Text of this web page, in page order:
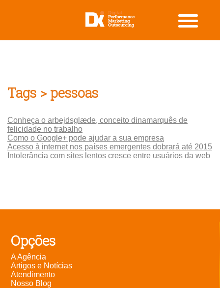
Tags > pessoas
Conheça o arbejdsglæde, conceito dinamarquês de
felicidade no trabalho
Como o Google+ pode ajudar a sua empresa
Acesso à internet nos países emergentes dobrará até 2015
Intolerância com sites lentos cresce entre usuários da web
Opções
A Agência
Artigos e Notícias
Atendimento
Nosso Blog